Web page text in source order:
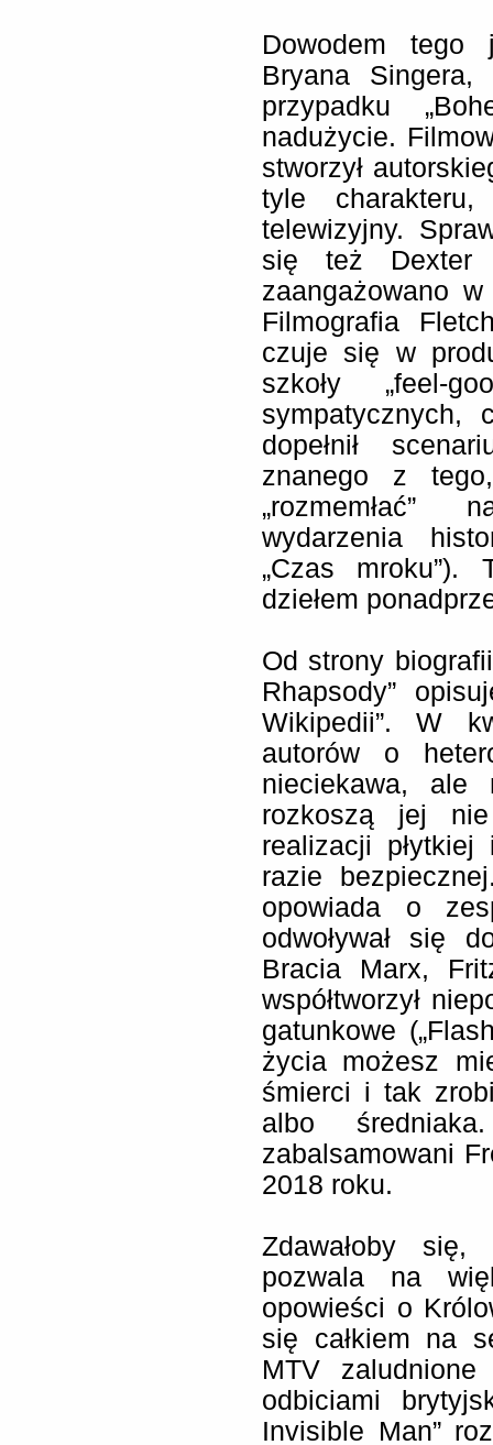
Dowodem tego
Bryana
przypadku
nadużycie.
stworzył
tyle
telewizyjny.
się też Dexter
zaangażowano
Filmografia
czuje się w
szkoły „feel-
sympatycznych,
dopełnił
znanego z
„rozmemłać”
wydarzenia
„Czas
dziełem
Od strony
Rhapsody”
Wikipedii”. W
autorów o
nieciekawa,
rozkoszą jej
realizacji
razie
opowiada o
odwoływał się
Bracia Marx,
współtworzył
gatunkowe
życia możesz
śmierci i tak
albo
zabalsamowani
2018 roku.
Zdawałoby
pozwala na
opowieści o
się całkiem na
MTV
odbiciami
Invisible Man”